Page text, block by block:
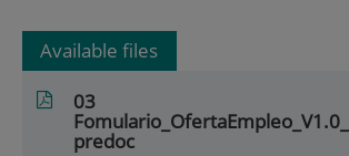
Available files
03
predoc